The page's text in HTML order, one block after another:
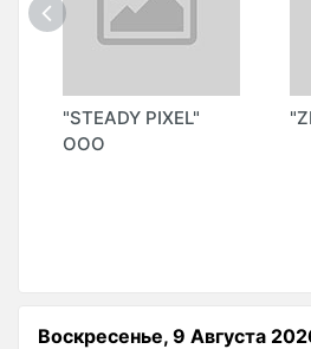
"STEADY PIXEL"
ООО
Воскресенье, 9 Августа